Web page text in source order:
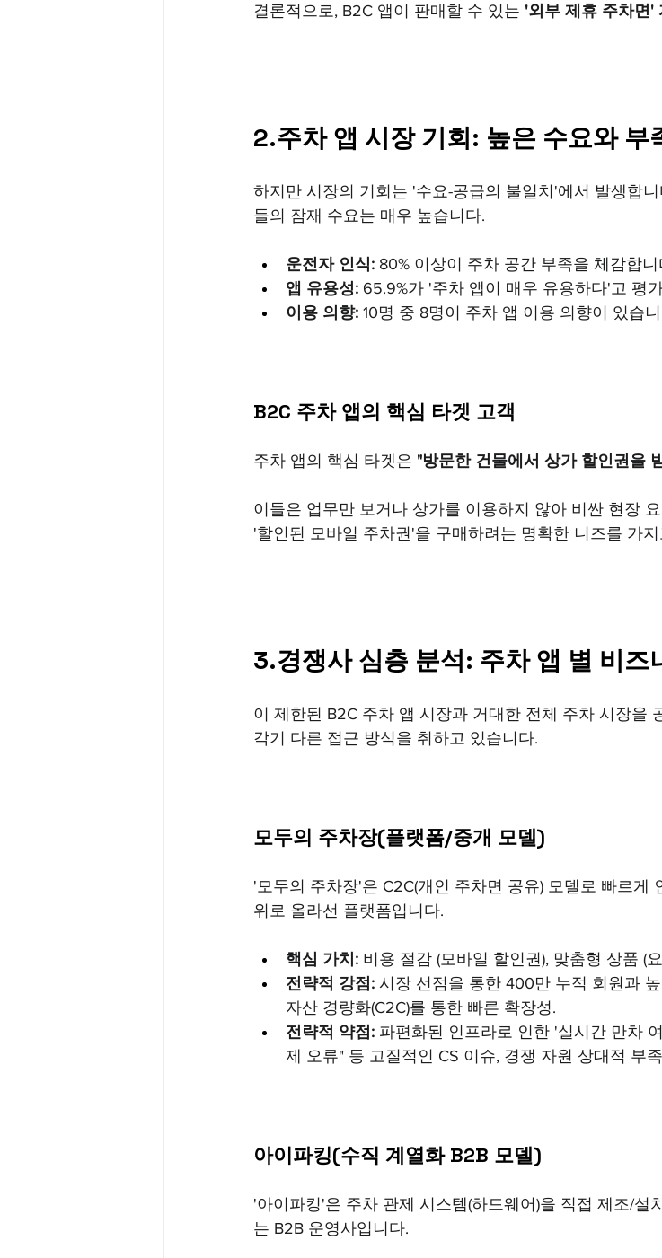
결론적으로, B2C 앱이 판매할 수 있는 '외부 제휴 주차면'
2.주차 앱 시장 기회: 높은 수요와
하지만 시장의 기회는 '수요-공급의 불일치'에서 발생합
들의 잠재 수요는 매우 높습니다.
운전자 인식: 80% 이상이 주차 공간 부족을 체감합니
앱 유용성: 65.9%가 '주차 앱이 매우 유용하다'고 평
이용 의향: 10명 중 8명이 주차 앱 이용 의향이 있습
B2C 주차 앱의 핵심 타겟 고객
주차 앱의 핵심 타겟은 "방문한 건물에서 상가 할인권을
이들은 업무만 보거나 상가를 이용하지 않아 비싼 현장
'할인된 모바일 주차권'을 구매하려는 명확한 니즈를 가
3.경쟁사 심층 분석: 주차 앱 별 비즈
이 제한된 B2C 주차 앱 시장과 거대한 전체 주차 시장을
각기 다른 접근 방식을 취하고 있습니다.
모두의 주차장(플랫폼/중개 모델)
'모두의 주차장'은 C2C(개인 주차면 공유) 모델로 빠르게
위로 올라선 플랫폼입니다.
핵심 가치: 비용 절감 (모바일 할인권), 맞춤형 상품 (
전략적 강점: 시장 선점을 통한 400만 누적 회원과
자산 경량화(C2C)를 통한 빠른 확장성.
전략적 약점: 파편화된 인프라로 인한 '실시간 만차
제 오류" 등 고질적인 CS 이슈, 경쟁 자원 상대적 부
아이파킹(수직 계열화 B2B 모델)
'아이파킹'은 주차 관제 시스템(하드웨어)을 직접 제조/설
는 B2B 운영사입니다.